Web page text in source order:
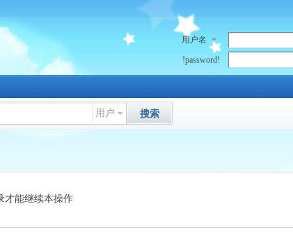
用户名
!password!
用户 搜索
才能继续本操作